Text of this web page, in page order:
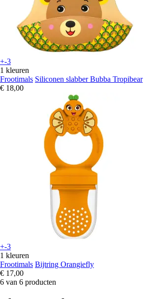
+-3
1 kleuren
Frootimals Siliconen slabber Bubba Tropibear
€ 18,00
+-3
1 kleuren
Frootimals Bijtring Orangiefly
€ 17,00
6 van 6 producten